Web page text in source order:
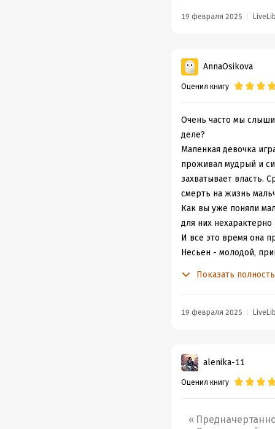
Спасибо Катерине за
19 февраля 2025 LiveLib
AnnaOsikova
Оценил книгу
Очень часто мы
деле?
Маленкая девочка
проживал мудрый и
захватывает власть.
смерть на жизнь
Как вы уже поняли
для них
И все это время она
Несьен - молодой,
рассудительный,
Оба парня не
Настоящим злодеем
наказание. Рррр,
История классная,
Показать
19 февраля 2025 LiveLib
alenika-11
Оценил книгу